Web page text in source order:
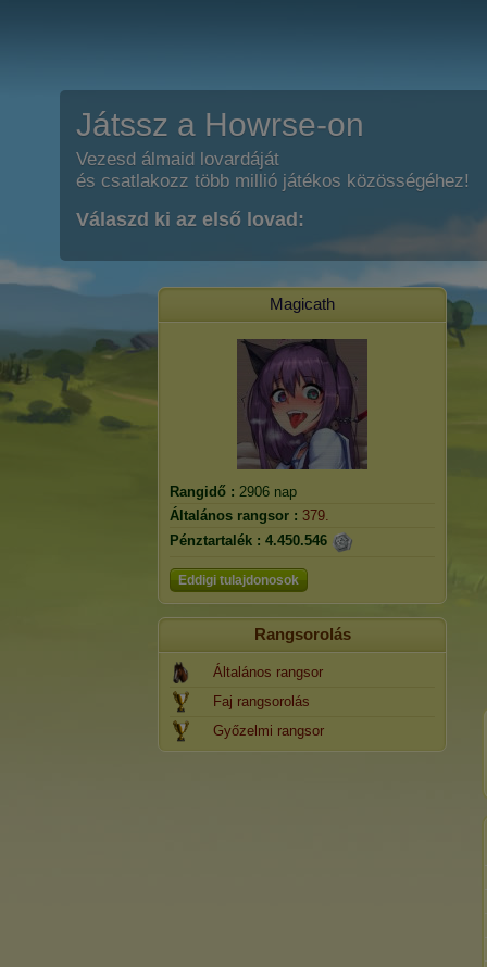
Játssz a Howrse-on
Vezesd álmaid lovardáját
és csatlakozz több millió játékos közösségéhez!
Válaszd ki az első lovad:
Magicath
Rangidő : 2906 nap
Általános rangsor : 379.
Pénztartalék : 4.450.546
Eddigi tulajdonosok
Rangsorolás
Általános rangsor
Faj rangsorolás
Győzelmi rangsor